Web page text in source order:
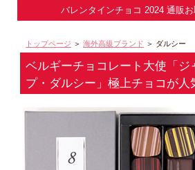
バレンタインチョコ 2024 通販
トップページ ＞海外高級ブランド ＞ ダルシー
ベルギーチョコレート大使「ジ
プ・ダルシー」極上チョコが人